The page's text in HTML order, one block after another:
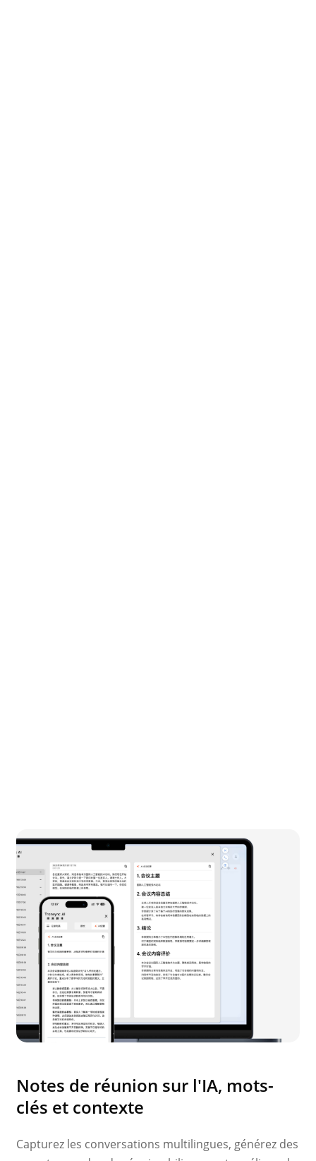
Notes de réunion sur l'IA, mots-
clés et contexte
Capturez les conversations multilingues, générez des